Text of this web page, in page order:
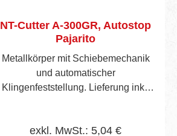
NT-Cutter A-300GR, Autostop
Pajarito
Metallkörper mit Schiebemechanik
und automatischer
Klingenfeststellung. Lieferung inkl.
exkl. MwSt.: 5,04 €